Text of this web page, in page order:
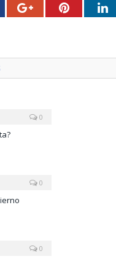
Google+Pinterest
0
0
0